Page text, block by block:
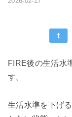
t
FIRE後の生活水
す。
生活水準を下げ